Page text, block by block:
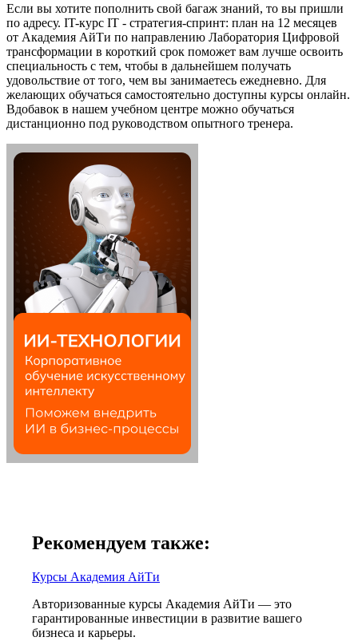
Если вы хотите пополнить свой багаж знаний, то вы пришли
по адресу. IT-курс IT - стратегия-спринт: план на 12 месяцев
от Академия АйТи по направлению Лаборатория Цифровой
трансформации в короткий срок поможет вам лучше освоить
специальность с тем, чтобы в дальнейшем получать
удовольствие от того, чем вы занимаетесь ежедневно. Для
желающих обучаться самостоятельно доступны курсы онлайн.
Вдобавок в нашем учебном центре можно обучаться
дистанционно под руководством опытного тренера.
Рекомендуем также:
Курсы Академия АйТи
Авторизованные курсы Академия АйТи — это
гарантированные инвестиции в развитие вашего
бизнеса и карьеры.